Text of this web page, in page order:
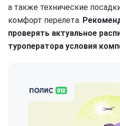
а также технические
комфорт перелета.
проверять актуальное
туроператора условия